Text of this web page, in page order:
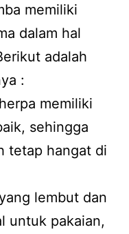
memiliki
dalam hal
adalah
:
memiliki
sehingga
tetap hangat di
lembut dan
untuk pakaian,